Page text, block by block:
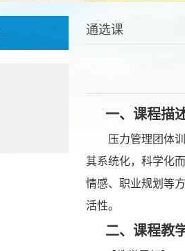
通选课
一、 课程描
压力管理团体
其系统化，科学化
情感、职业规划等
活性。
二、 课程教